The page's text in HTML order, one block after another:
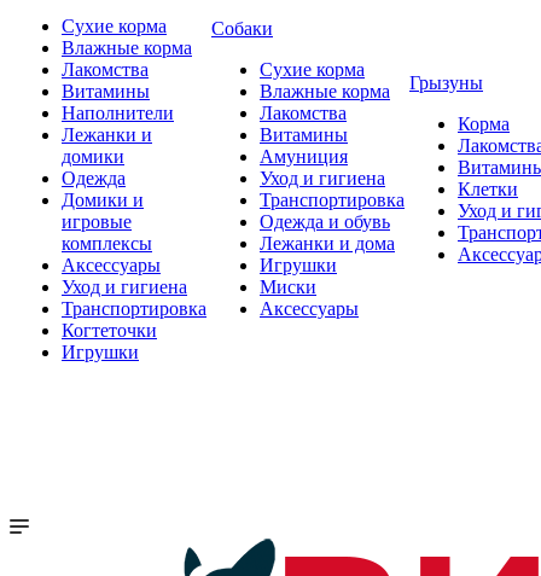
Сухие корма
Влажные корма
Лакомства
Витамины
Наполнители
Лежанки и
домики
Одежда
Домики и
игровые
комплексы
Аксессуары
Уход и гигиена
Транспортировка
Когтеточки
Игрушки
Собаки
Сухие корма
Влажные корма
Лакомства
Витамины
Амуниция
Уход и гигиена
Транспортировка
Одежда и обувь
Лежанки и дома
Игрушки
Миски
Аксессуары
Грызуны
Корма
Клетки
Уход и